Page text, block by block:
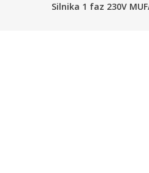
ogrodowe,Silnika 1 faz 230V